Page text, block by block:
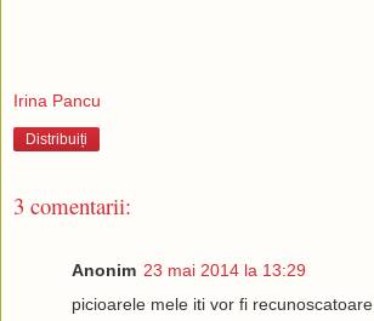
Irina Pancu
Distribuiți
3 comentarii:
Anonim 23 mai 2014 la 13:29
picioarele mele iti vor fi recunoscatoare